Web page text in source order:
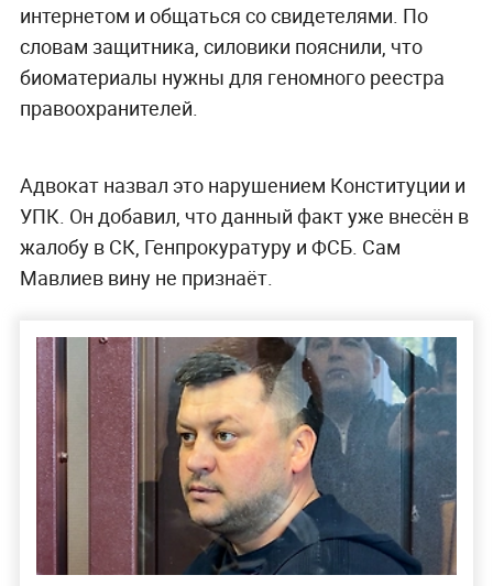
интернетом и общаться со свидетелями. По
словам защитника, силовики пояснили, что
биоматериалы нужны для геномного реестра
правоохранителей.
Адвокат назвал это нарушением Конституции и
УПК. Он добавил, что данный факт уже внесён в
жалобу в СК, Генпрокуратуру и ФСБ. Сам
Мавлиев вину не признаёт.